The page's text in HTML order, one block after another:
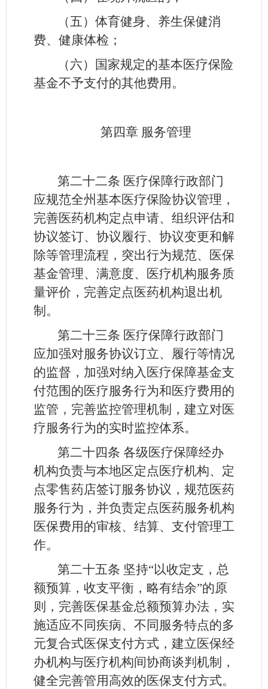
（五）体育健身、养生保健消
费、健康体检；
（六）国家规定的基本医疗保险
基金不予支付的其他费用。
第四章 服务管理
第二十二条 医疗保障行政部门
应规范全州基本医疗保险协议管理，
完善医药机构定点申请、组织评估和
协议签订、协议履行、协议变更和解
除等管理流程，突出行为规范、医保
基金管理、满意度、医疗机构服务质
量评价，完善定点医药机构退出机
制。
第二十三条 医疗保障行政部门
应加强对服务协议订立、履行等情况
的监督，加强对纳入医疗保障基金支
付范围的医疗服务行为和医疗费用的
监管，完善监控管理机制，建立对医
疗服务行为的实时监控体系。
第二十四条 各级医疗保障经办
机构负责与本地区定点医疗机构、定
点零售药店签订服务协议，规范医药
服务行为，并负责定点医药服务机构
医保费用的审核、结算、支付管理工
作。
第二十五条 坚持“以收定支，总
额预算，收支平衡，略有结余”的原
则，完善医保基金总额预算办法，实
施适应不同疾病、不同服务特点的多
元复合式医保支付方式，建立医保经
办机构与医疗机构间协商谈判机制，
健全完善管用高效的医保支付方式。